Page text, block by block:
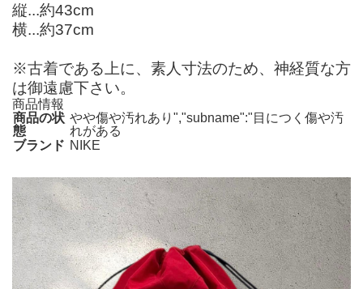
縦...約43cm
横...約37cm
※古着である上に、素人寸法のため、神経質な方
は御遠慮下さい。
商品情報
商品の状
態
やや傷や汚れあり","subname":"目につく傷や汚
れがある
ブランド NIKE